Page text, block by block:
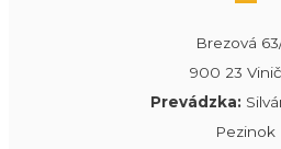
Brezová
900 23
Prevádzka:
Pezinok